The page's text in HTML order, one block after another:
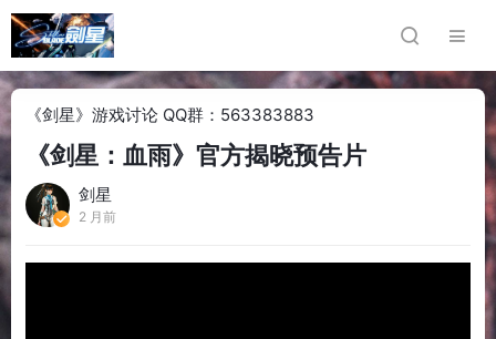
《剑星》游戏讨论 QQ群：563383883
《剑星：血雨》官方揭晓预告片
剑星
2 月前